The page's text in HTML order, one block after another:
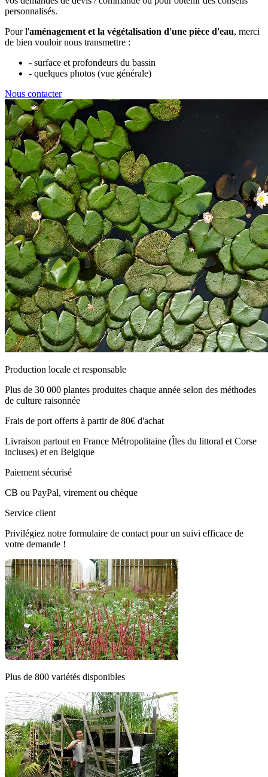
personnalisés.
Pour l'aménagement et la végétalisation d'une pièce d'eau, merci
de bien vouloir nous transmettre :
- surface et profondeurs du bassin
- quelques photos (vue générale)
Nous contacter
Production locale et responsable
Plus de 30 000 plantes produites chaque année selon des méthodes
de culture raisonnée
Frais de port offerts à partir de 80€ d'achat
Livraison partout en France Métropolitaine (Îles du littoral et Corse
incluses) et en Belgique
Paiement sécurisé
CB ou PayPal, virement ou chèque
Service client
Privilégiez notre formulaire de contact pour un suivi efficace de
votre demande !
Plus de 800 variétés disponibles